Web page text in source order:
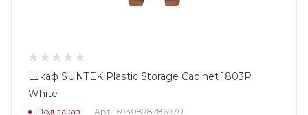
Шкаф SUNTEK Plastic Storage Cabinet 1803P
White
Под заказ Арт.: 6930878786970